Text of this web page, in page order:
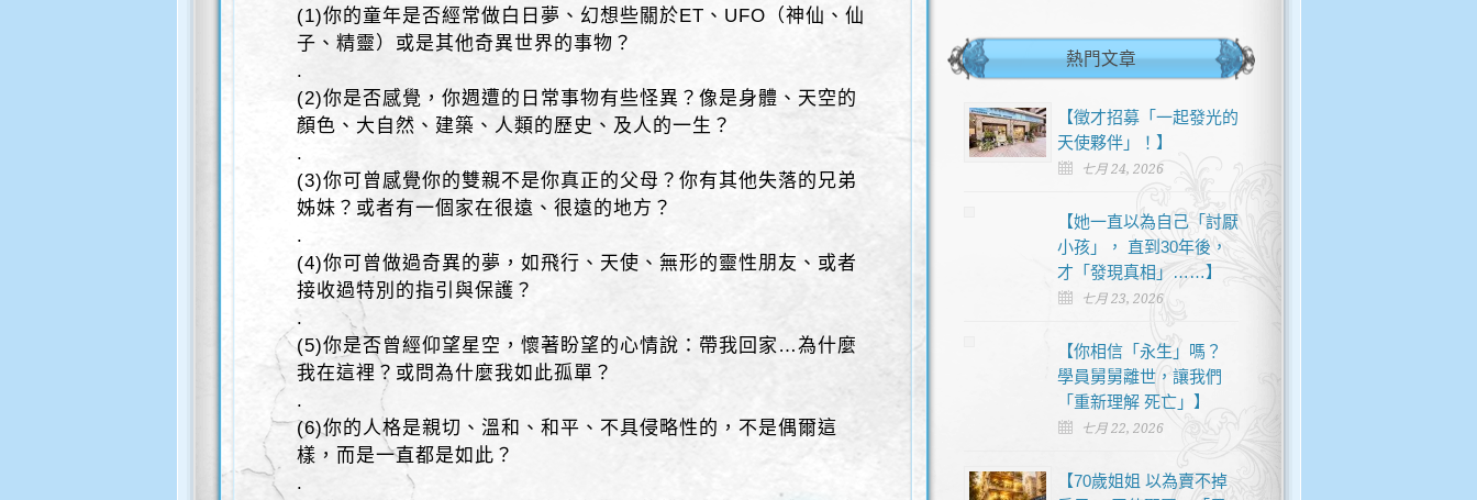
(1)你的童年是否經常做白日夢、幻想些關於ET、UFO（神仙、仙
子、精靈）或是其他奇異世界的事物？
.
(2)你是否感覺，你週遭的日常事物有些怪異？像是身體、天空的
顏色、大自然、建築、人類的歷史、及人的一生？
.
(3)你可曾感覺你的雙親不是你真正的父母？你有其他失落的兄弟
姊妹？或者有一個家在很遠、很遠的地方？
.
(4)你可曾做過奇異的夢，如飛行、天使、無形的靈性朋友、或者
接收過特別的指引與保護？
.
(5)你是否曾經仰望星空，懷著盼望的心情說：帶我回家…為什麼
我在這裡？或問為什麼我如此孤單？
.
(6)你的人格是親切、溫和、和平、不具侵略性的，不是偶爾這
樣，而是一直都是如此？
.
熱門文章
【徵才招募「一起發光的
天使夥伴」！】
七月 24, 2026
【她一直以為自己「討厭
小孩」， 直到30年後，
才「發現真相」……】
七月 23, 2026
【你相信「永生」嗎？
學員舅舅離世，讓我們
「重新理解 死亡」】
七月 22, 2026
【70歲姐姐 以為賣不掉